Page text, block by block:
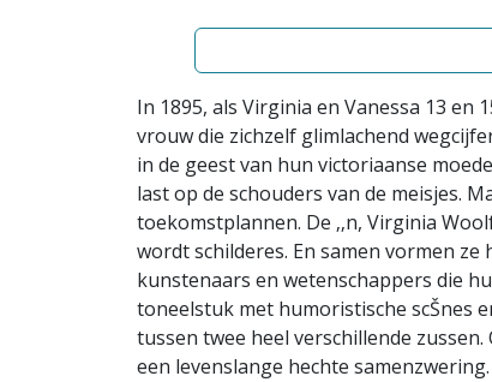
In 1895, als Virginia en Vanessa 13
vrouw die zichzelf glimlachend
in de geest van hun victoriaanse
last op de schouders van de meisjes.
toekomstplannen. De ‚‚n, Virginia
wordt schilderes. En samen vormen
kunstenaars en wetenschappers die
toneelstuk met humoristische scŠnes
tussen twee heel verschillende
een levenslange hechte samenzwering.